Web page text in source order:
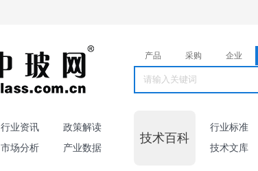
产品 采购 企业
行业资讯
政策解读
市场分析
产业数据
技术百科
行业标准
技术文库